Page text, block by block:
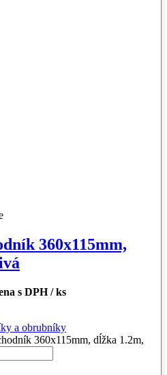
360x115mm,
s DPH / ks
a obrubníky
360x115mm, dĺžka 1.2m,